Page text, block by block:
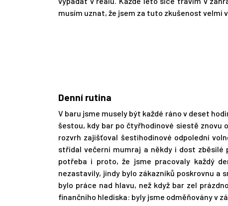
musím uznat, že jsem za tuto zkušenost velmi
Denní rutina
V baru jsme musely být každé ráno v deset
šestou, kdy bar po čtyřhodinové siestě znovu
rozvrh zajišťoval šestihodinové odpolední
střídal večerní mumraj a někdy i dost zběsilé
potřeba i proto, že jsme pracovaly každý
nezastavily, jindy bylo zákazníků poskrovnu a
bylo práce nad hlavu, než když bar zel
finančního hlediska: byly jsme odměňovány v